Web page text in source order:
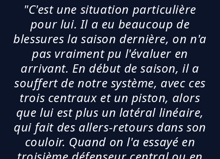
"C'est une situation particulière
pour lui. Il a eu beaucoup de
blessures la saison dernière, on n'a
pas vraiment pu l'évaluer en
arrivant. En début de saison, il a
souffert de notre système, avec ces
trois centraux et un piston, alors
que lui est plus un latéral linéaire,
qui fait des allers-retours dans son
couloir. Quand on l'a essayé en